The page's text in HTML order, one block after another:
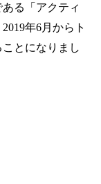
る「アクティ
年6月からト
とになりまし